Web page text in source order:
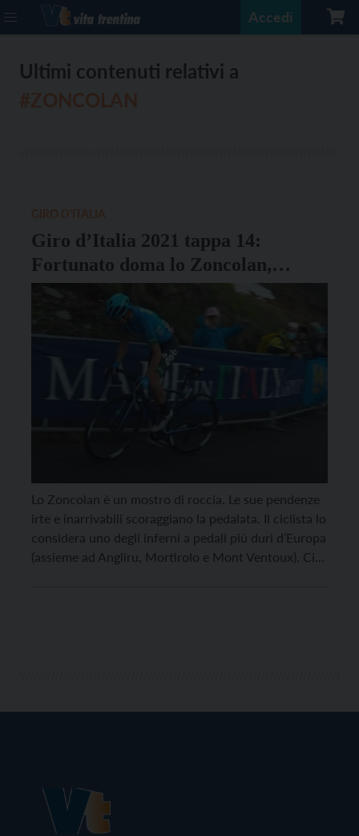
Accedi
Ultimi contenuti relativi a
Giro d’Italia 2021 tappa 14:
Fortunato doma lo Zoncolan,
Bernal rosa inarrivabile
Lo Zoncolan è un mostro di roccia. Le sue pendenze
irte e inarrivabili scoraggiano la pedalata. Il ciclista lo
considera uno degli inferni a pedali più duri d’Europa
(assieme ad Angliru, Mortirolo e Mont Ventoux). Ci